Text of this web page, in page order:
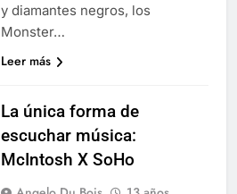
y diamantes negros, los
Monster…
Leer más
La única forma de
escuchar música:
McIntosh X SoHo